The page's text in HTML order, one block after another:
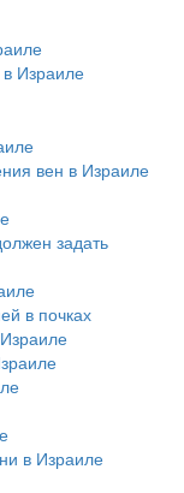
Израиле
вен в Израиле
задать
в почках
в Израиле